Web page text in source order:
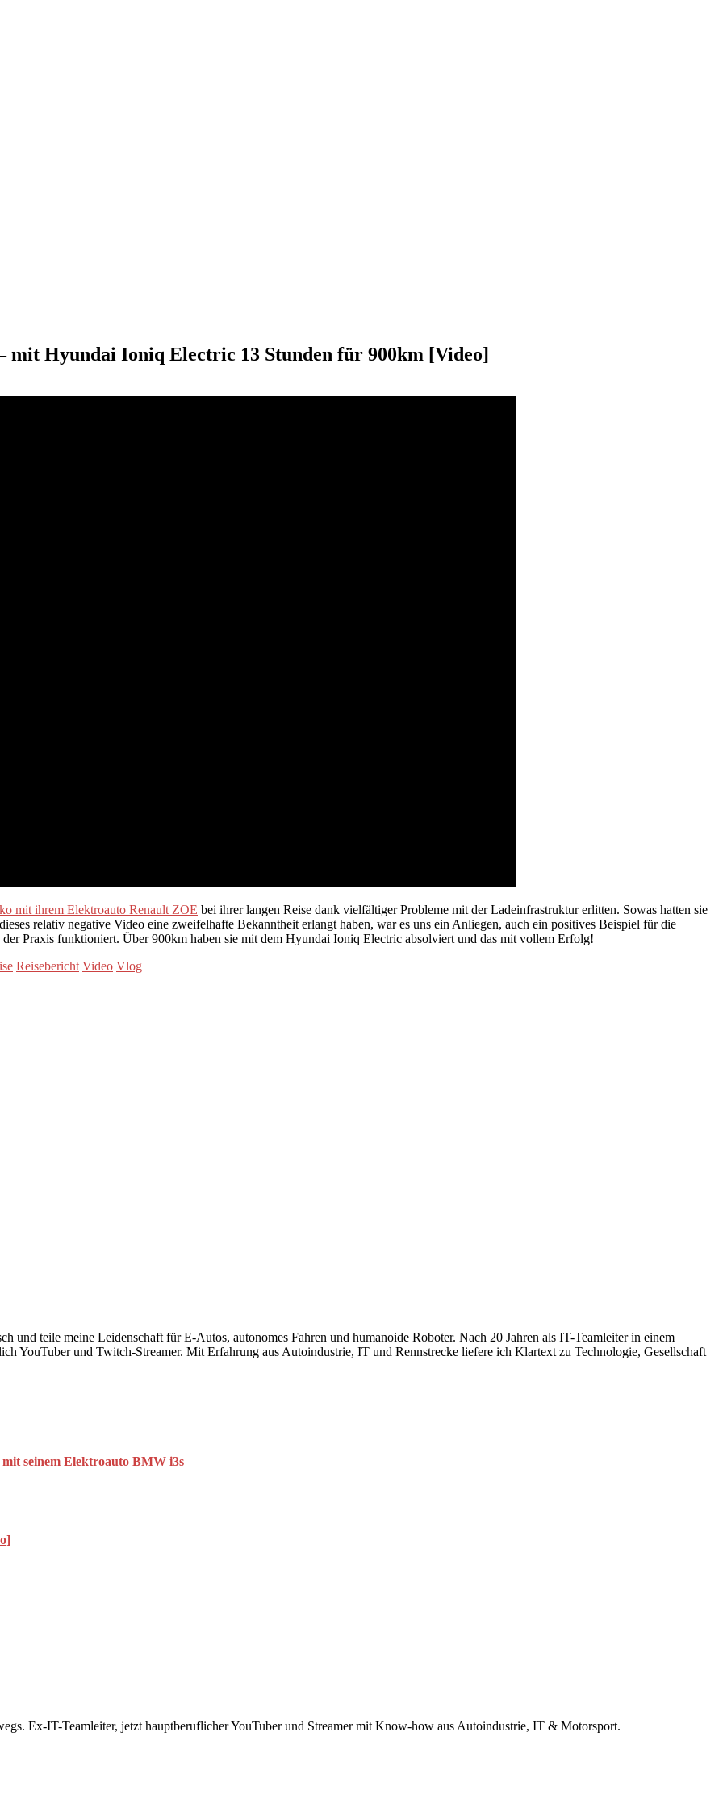
mit Hyundai Ioniq Electric 13 Stunden für 900km [Video]
mit ihrem Elektroauto Renault ZOE bei ihrer langen Reise dank vielfältiger Probleme mit der Ladeinfrastruktur erlitten. Sowas hatten sie
relativ negative Video eine zweifelhafte Bekanntheit erlangt haben, war es uns ein Anliegen, auch ein positives Beispiel für die
Praxis funktioniert. Über 900km haben sie mit dem Hyundai Ioniq Electric absolviert und das mit vollem Erfolg!
Reisebericht Video Vlog
und teile meine Leidenschaft für E-Autos, autonomes Fahren und humanoide Roboter. Nach 20 Jahren als IT-Teamleiter in einem
YouTuber und Twitch-Streamer. Mit Erfahrung aus Autoindustrie, IT und Rennstrecke liefere ich Klartext zu Technologie, Gesellschaft
seinem Elektroauto BMW i3s
Ex-IT-Teamleiter, jetzt hauptberuflicher YouTuber und Streamer mit Know-how aus Autoindustrie, IT & Motorsport.